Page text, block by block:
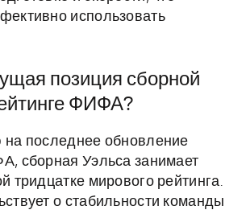
использовать
позиция сборной
ФИФА?
на последнее обновление
сборная Уэльса занимает
тридцатке мирового рейтинга.
о стабильности команды